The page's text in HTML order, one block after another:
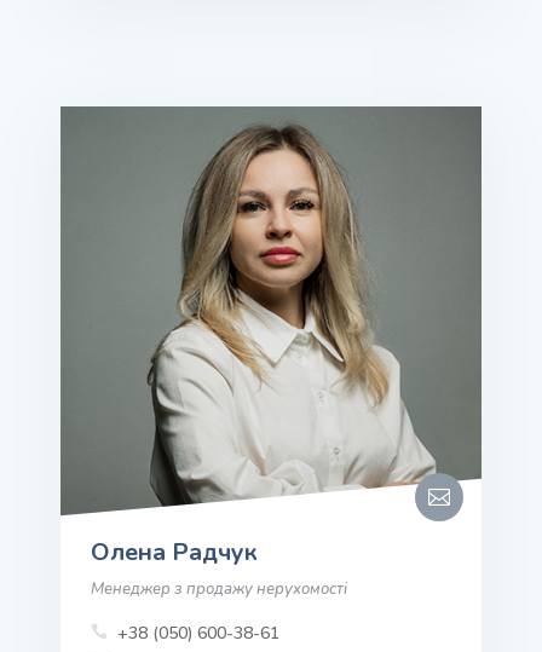

Олена Радчук
Менеджер з продажу нерухомості
 +38 (050) 600-38-61